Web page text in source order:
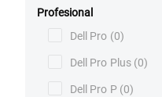
Profesional
Dell Pro (0)
Dell Pro Plus (0)
Dell Pro P (0)